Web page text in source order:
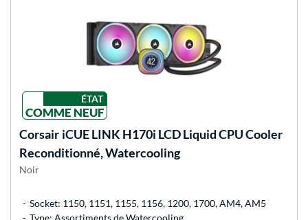
ÉTAT
COMME NEUF
Corsair iCUE LINK H170i LCD Liquid CPU Cooler
Reconditionné, Watercooling
Noir
Socket: 1150, 1151, 1155, 1156, 1200, 1700, AM4, AM5
Type: Assortiments de Watercooling